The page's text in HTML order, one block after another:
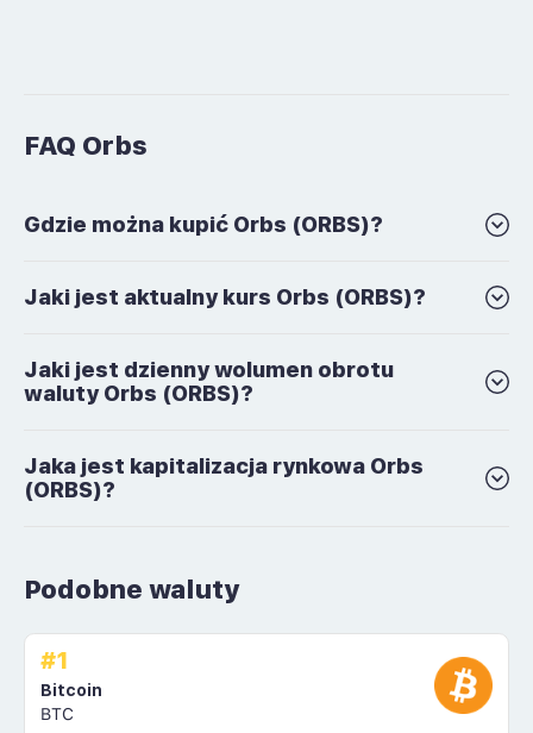
FAQ Orbs
Gdzie można kupić Orbs (ORBS)?
Jaki jest aktualny kurs Orbs (ORBS)?
Jaki jest dzienny wolumen obrotu
waluty Orbs (ORBS)?
Jaka jest kapitalizacja rynkowa Orbs
(ORBS)?
Podobne waluty
#1
Bitcoin
BTC